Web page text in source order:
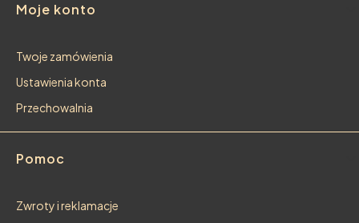
Moje konto
Twoje zamówienia
Ustawienia konta
Przechowalnia
Pomoc
Zwroty i reklamacje